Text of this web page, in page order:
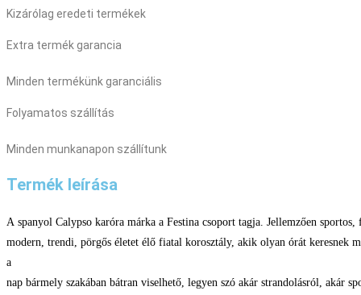
Kizárólag eredeti termékek
Extra termék garancia
Minden termékünk garanciális
Folyamatos szállítás
Minden munkanapon szállítunk
Termék leírása
A spanyol Calypso karóra márka a Festina csoport tagja. Jellemzően
modern, trendi, pörgős életet élő fiatal korosztály, akik olyan órát keresnek
a
nap bármely szakában bátran viselhető, legyen szó akár strandolásról, akár